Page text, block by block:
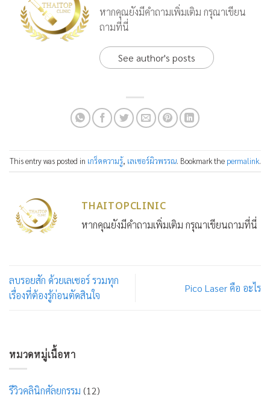
หากคุณยังมีคำถามเพิ่มเติม กรุณาเขียน
ถามที่นี่
See author's posts
This entry was posted in เกร็ดความรู้, เลเซอร์ผิวพรรณ. Bookmark the permalink.
THAITOPCLINIC
หากคุณยังมีคำถามเพิ่มเติม กรุณาเขียนถามที่นี่
ลบรอยสัก ด้วยเลเซอร์ รวมทุก
เรื่องที่ต้องรู้ก่อนตัดสินใจ
Pico Laser คือ อะไร
หมวดหมู่เนื้อหา
รีวิวคลินิกศัลยกรรม (12)